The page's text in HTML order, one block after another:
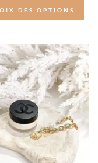
DES OPTIONS